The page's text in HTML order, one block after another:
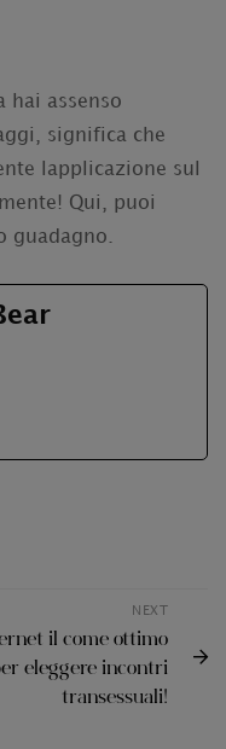
hai assenso
significa che
lapplicazione sul
Qui, puoi
guadagno.
NEXT
il come ottimo
eleggere incontri
transessuali!